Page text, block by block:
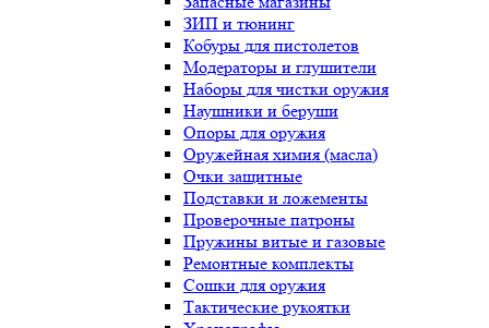
ЗИП и тюнинг
Кобуры для пистолетов
Модераторы и глушители
Наборы для чистки оружия
Наушники и беруши
Опоры для оружия
Оружейная химия (масла)
Очки защитные
Подставки и ложементы
Проверочные патроны
Пружины витые и газовые
Ремонтные комплекты
Сошки для оружия
Тактические рукоятки